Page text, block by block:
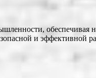
обеспечивая
и эффективной